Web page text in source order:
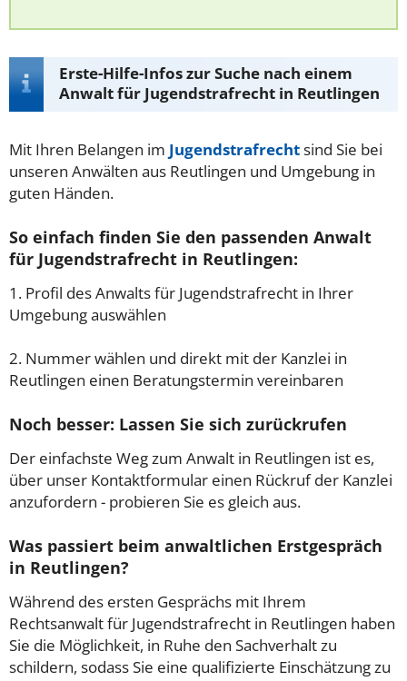
Erste-Hilfe-Infos zur Suche nach einem
Anwalt für Jugendstrafrecht in Reutlingen
Mit Ihren Belangen im Jugendstrafrechtsind Sie bei
unseren Anwälten aus Reutlingen und Umgebung in
guten Händen.
So einfach finden Sie den passenden Anwalt
für Jugendstrafrecht in Reutlingen:
1. Profil des Anwalts für Jugendstrafrecht in Ihrer
Umgebung auswählen
2. Nummer wählen und direkt mit der Kanzlei in
Reutlingen einen Beratungstermin vereinbaren
Noch besser: Lassen Sie sich zurückrufen
Der einfachste Weg zum Anwalt in Reutlingen ist es,
über unser Kontaktformular einen Rückruf der Kanzlei
anzufordern - probieren Sie es gleich aus.
Was passiert beim anwaltlichen Erstgespräch
in Reutlingen?
Während des ersten Gesprächs mit Ihrem
Rechtsanwalt für Jugendstrafrecht in Reutlingen haben
Sie die Möglichkeit, in Ruhe den Sachverhalt zu
schildern, sodass Sie eine qualifizierte Einschätzung zu